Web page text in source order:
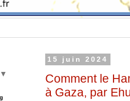
15 juin 2024
Comment le
à Gaza, par
▼